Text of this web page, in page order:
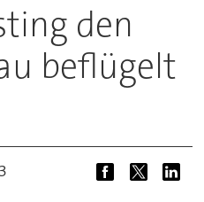
den
beflügelt